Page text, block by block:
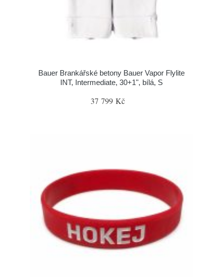
Bauer Brankářské betony Bauer Vapor Flylite
INT, Intermediate, 30+1", bílá, S
37 799 Kč